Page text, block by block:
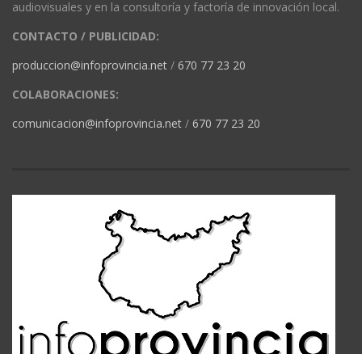
audiovisuales y en la consultoría y factoría de innovación local.
CONTACTO / PUBLICIDAD:
produccion@infoprovincia.net / 670 77 23 20
COLABORACIONES:
comunicacion@infoprovincia.net / 670 77 23 20